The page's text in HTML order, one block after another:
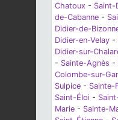
Chatoux - Saint-
de-Cabanne -
Didier-de-
Didier-en-Velay -
Didier-sur-
- Sainte-Agnès -
Colombe-sur-
Sulpice - Sainte-
Saint-Éloi -
Marie - Sainte-